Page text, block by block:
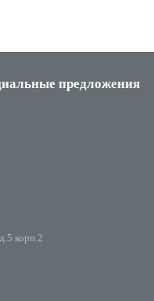
предложения
корп.2